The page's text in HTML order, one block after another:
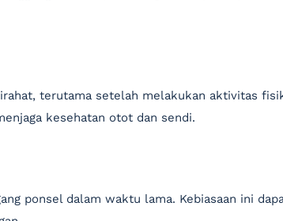
terutama setelah melakukan aktivitas
kesehatan otot dan sendi.
ponsel dalam waktu lama. Kebiasaan ini